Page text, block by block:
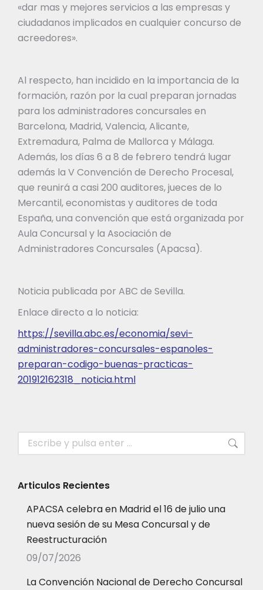
«dar mas y mejores servicios a las empresas y
ciudadanos implicados en cualquier concurso de
acreedores».
Al respecto, han incidido en la importancia de la
formación, razón por la cual preparan jornadas
para los administradores concursales en
Barcelona, Madrid, Valencia, Alicante,
Extremadura, Palma de Mallorca y Málaga.
Además, los días 6 a 8 de febrero tendrá lugar
además la V Convención de Derecho Procesal,
que reunirá a casi 200 auditores, jueces de lo
Mercantil, economistas y auditores de toda
España, una convención que está organizada por
Aula Concursal y la Asociación de
Administradores Concursales (Apacsa).
Noticia publicada por ABC de Sevilla.
Enlace directo a lo noticia:
https://sevilla.abc.es/economia/sevi-
administradores-concursales-espanoles-
preparan-codigo-buenas-practicas-
201912162318_noticia.html
Buscar:
Articulos Recientes
APACSA celebra en Madrid el 16 de julio una
nueva sesión de su Mesa Concursal y de
Reestructuración
09/07/2026
La Convención Nacional de Derecho Concursal